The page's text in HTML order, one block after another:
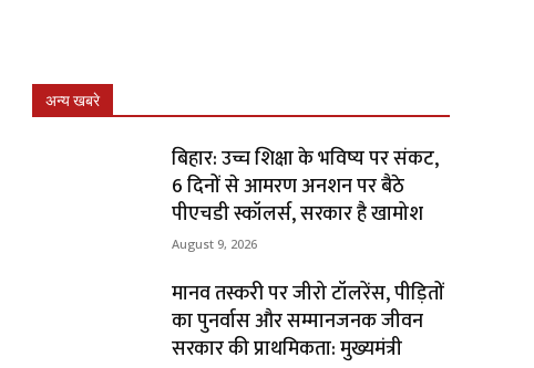
अन्य खबरे
बिहार: उच्च शिक्षा के भविष्य पर संकट,
6 दिनों से आमरण अनशन पर बैठे
पीएचडी स्कॉलर्स, सरकार है खामोश
August 9, 2026
मानव तस्करी पर जीरो टॉलरेंस, पीड़ितों
का पुनर्वास और सम्मानजनक जीवन
सरकार की प्राथमिकता: मुख्यमंत्री